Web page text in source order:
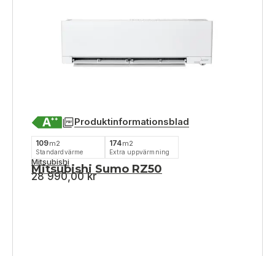
Produktinformationsblad
109m2
Standardvärme
174m2
Extra uppvärmning
Mitsubishi
Mitsubishi Sumo RZ50
28 990,00kr